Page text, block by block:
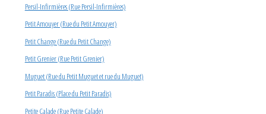
Persil-Infirmières (Rue Persil-Infirmières)
Petit Amouyer (Rue du Petit Amouyer)
Petit Change (Rue du Petit Change)
Petit Grenier (Rue Petit Grenier)
Muguet (Rue du Petit Muguet et rue du Muguet)
Petit Paradis (Place du Petit Paradis)
Petite Calade (Rue Petite Calade)